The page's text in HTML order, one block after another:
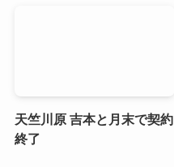
天竺川原 吉本と月末で契約
終了